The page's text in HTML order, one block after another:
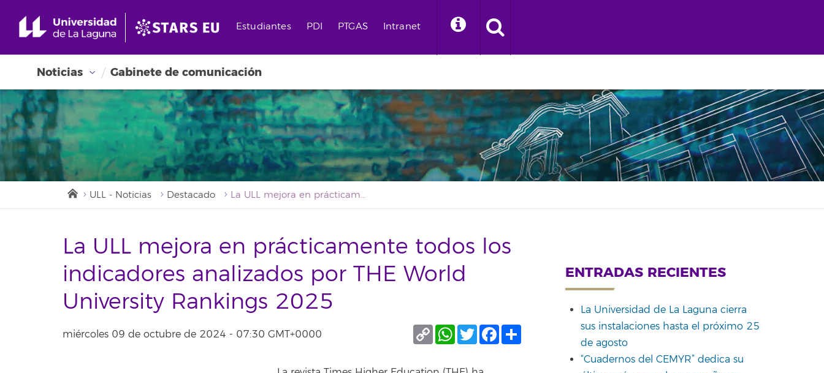
Estudiantes PDI PTGAS Intranet
Noticias Gabinete de comunicación
ULL - Noticias Destacado La ULL mejora en prácticamente todos los indicadores analizados por THE World University Rankings 2025
La ULL mejora en prácticamente todos los
indicadores analizados por THE World
University Rankings 2025
miércoles 09 de octubre de 2024 - 07:30 GMT+0000 Facebook
Twitter
WhatsApp
Copy
Link
ENTRADAS RECIENTES
La Universidad de La Laguna cierra
sus instalaciones hasta el próximo 25
de agosto
“Cuadernos del CEMYR” dedica su